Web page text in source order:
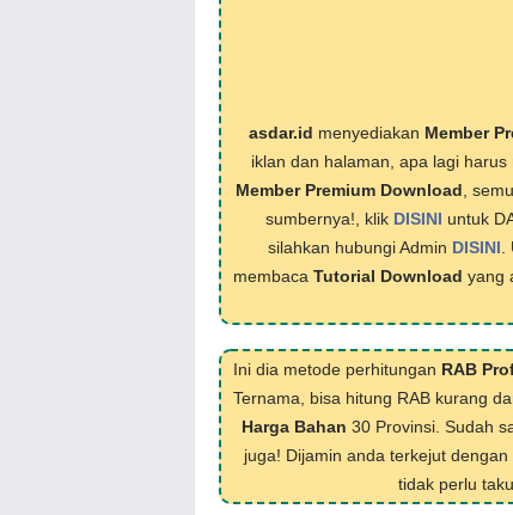
asdar.id menyediakan Member
iklan dan halaman, apa lagi
Member Premium Download ,
sumbernya!, klik DISINI untuk
silahkan hubungi Admin DISINI
membaca Tutorial Download yang
Ini dia metode perhitungan RAB
Ternama, bisa hitung RAB kurang
Harga Bahan 30 Provinsi. Sudah
juga! Dijamin anda terkejut
tidak perlu